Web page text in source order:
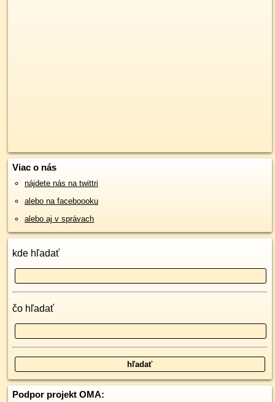
Viac o nás
nájdete nás na twittri
alebo na faceboooku
alebo aj v správach
kde hľadať
čo hľadať
Podpor projekt OMA: